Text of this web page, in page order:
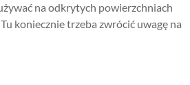
na odkrytych powierzchniach
koniecznie trzeba zwrócić uwagę na